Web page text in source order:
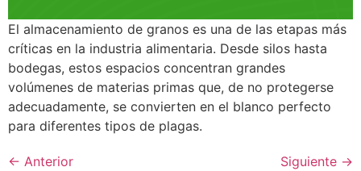
El almacenamiento de granos es una de las etapas más
críticas en la industria alimentaria. Desde silos hasta
bodegas, estos espacios concentran grandes
volúmenes de materias primas que, de no protegerse
adecuadamente, se convierten en el blanco perfecto
para diferentes tipos de plagas.
← Anterior Siguiente →